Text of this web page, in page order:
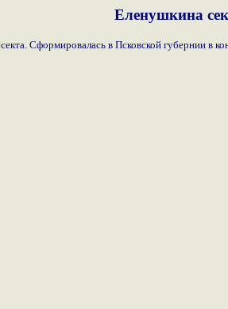
Еленушкина
секта. Сформировалась в Псковской губернии в